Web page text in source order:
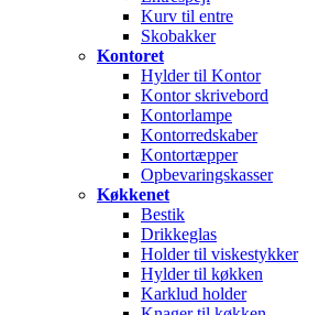
Kurv til entre
Skobakker
Kontoret
Hylder til Kontor
Kontor skrivebord
Kontorlampe
Kontorredskaber
Kontortæpper
Opbevaringskasser
Køkkenet
Bestik
Drikkeglas
Holder til viskestykker
Hylder til køkken
Karklud holder